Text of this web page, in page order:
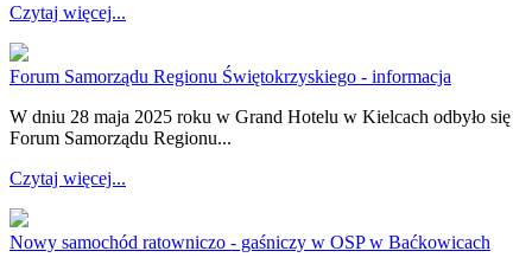
Czytaj więcej...
Forum Samorządu Regionu Świętokrzyskiego - informacja
W dniu 28 maja 2025 roku w Grand Hotelu w Kielcach odbyło się
Forum Samorządu Regionu...
Czytaj więcej...
Nowy samochód ratowniczo - gaśniczy w OSP w Baćkowicach